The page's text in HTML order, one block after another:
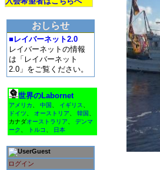
おしらせ
■レイバーネット2.0
レイバーネットの情報
は「レイバーネット
2.0」をご覧ください。
世界のLabornet
アメリカ 中国 イギリス
ドイツ
オーストリア 韓国
カナダオーストラリア
デンマ
ーク
トルコ 日本
Guest
ログイン